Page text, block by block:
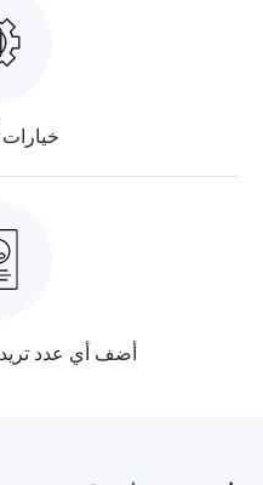
خيارات
أضف أي عدد